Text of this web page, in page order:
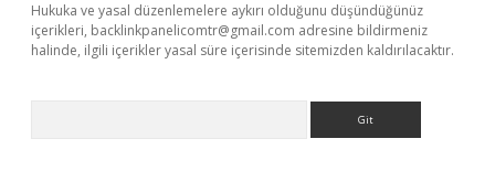
Hukuka ve yasal düzenlemelere aykırı olduğunu düşündüğünüz
içerikleri, backlinkpanelicomtr@gmail.com adresine bildirmeniz
halinde, ilgili içerikler yasal süre içerisinde sitemizden kaldırılacaktır.